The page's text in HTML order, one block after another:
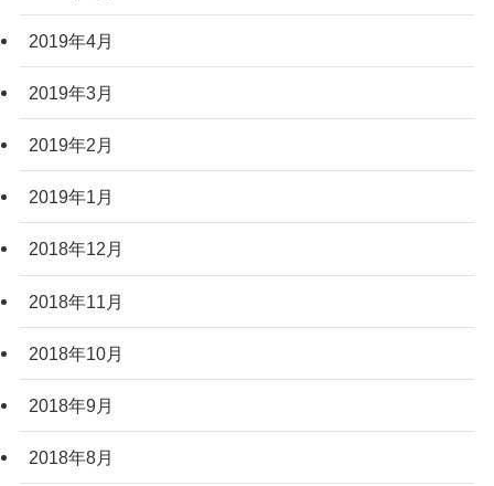
2019年4月
2019年3月
2019年2月
2019年1月
2018年12月
2018年11月
2018年10月
2018年9月
2018年8月